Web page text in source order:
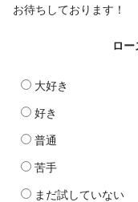
お待ちしております！
ロー
大好き
好き
普通
苦手
まだ試していない